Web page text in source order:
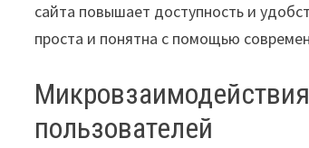
сайта повышает доступность и
проста и понятна с помощью
пользователей